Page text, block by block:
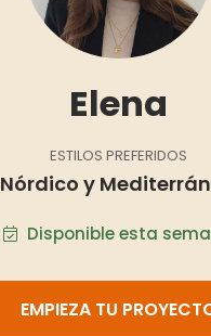
Elena
ESTILOS PREFERIDOS
Nórdico y
Disponible esta
EMPIEZA TU